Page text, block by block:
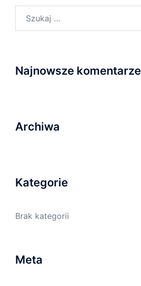
Najnowsze komentarze
Archiwa
Kategorie
Brak kategorii
Meta